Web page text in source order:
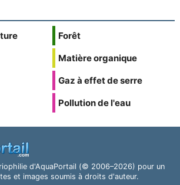
Forêt
Matière organique
Gaz à effet de serre
Pollution de l'eau
d'AquaPortail (© 2006–2026) pour un
et images soumis à droits d'auteur.